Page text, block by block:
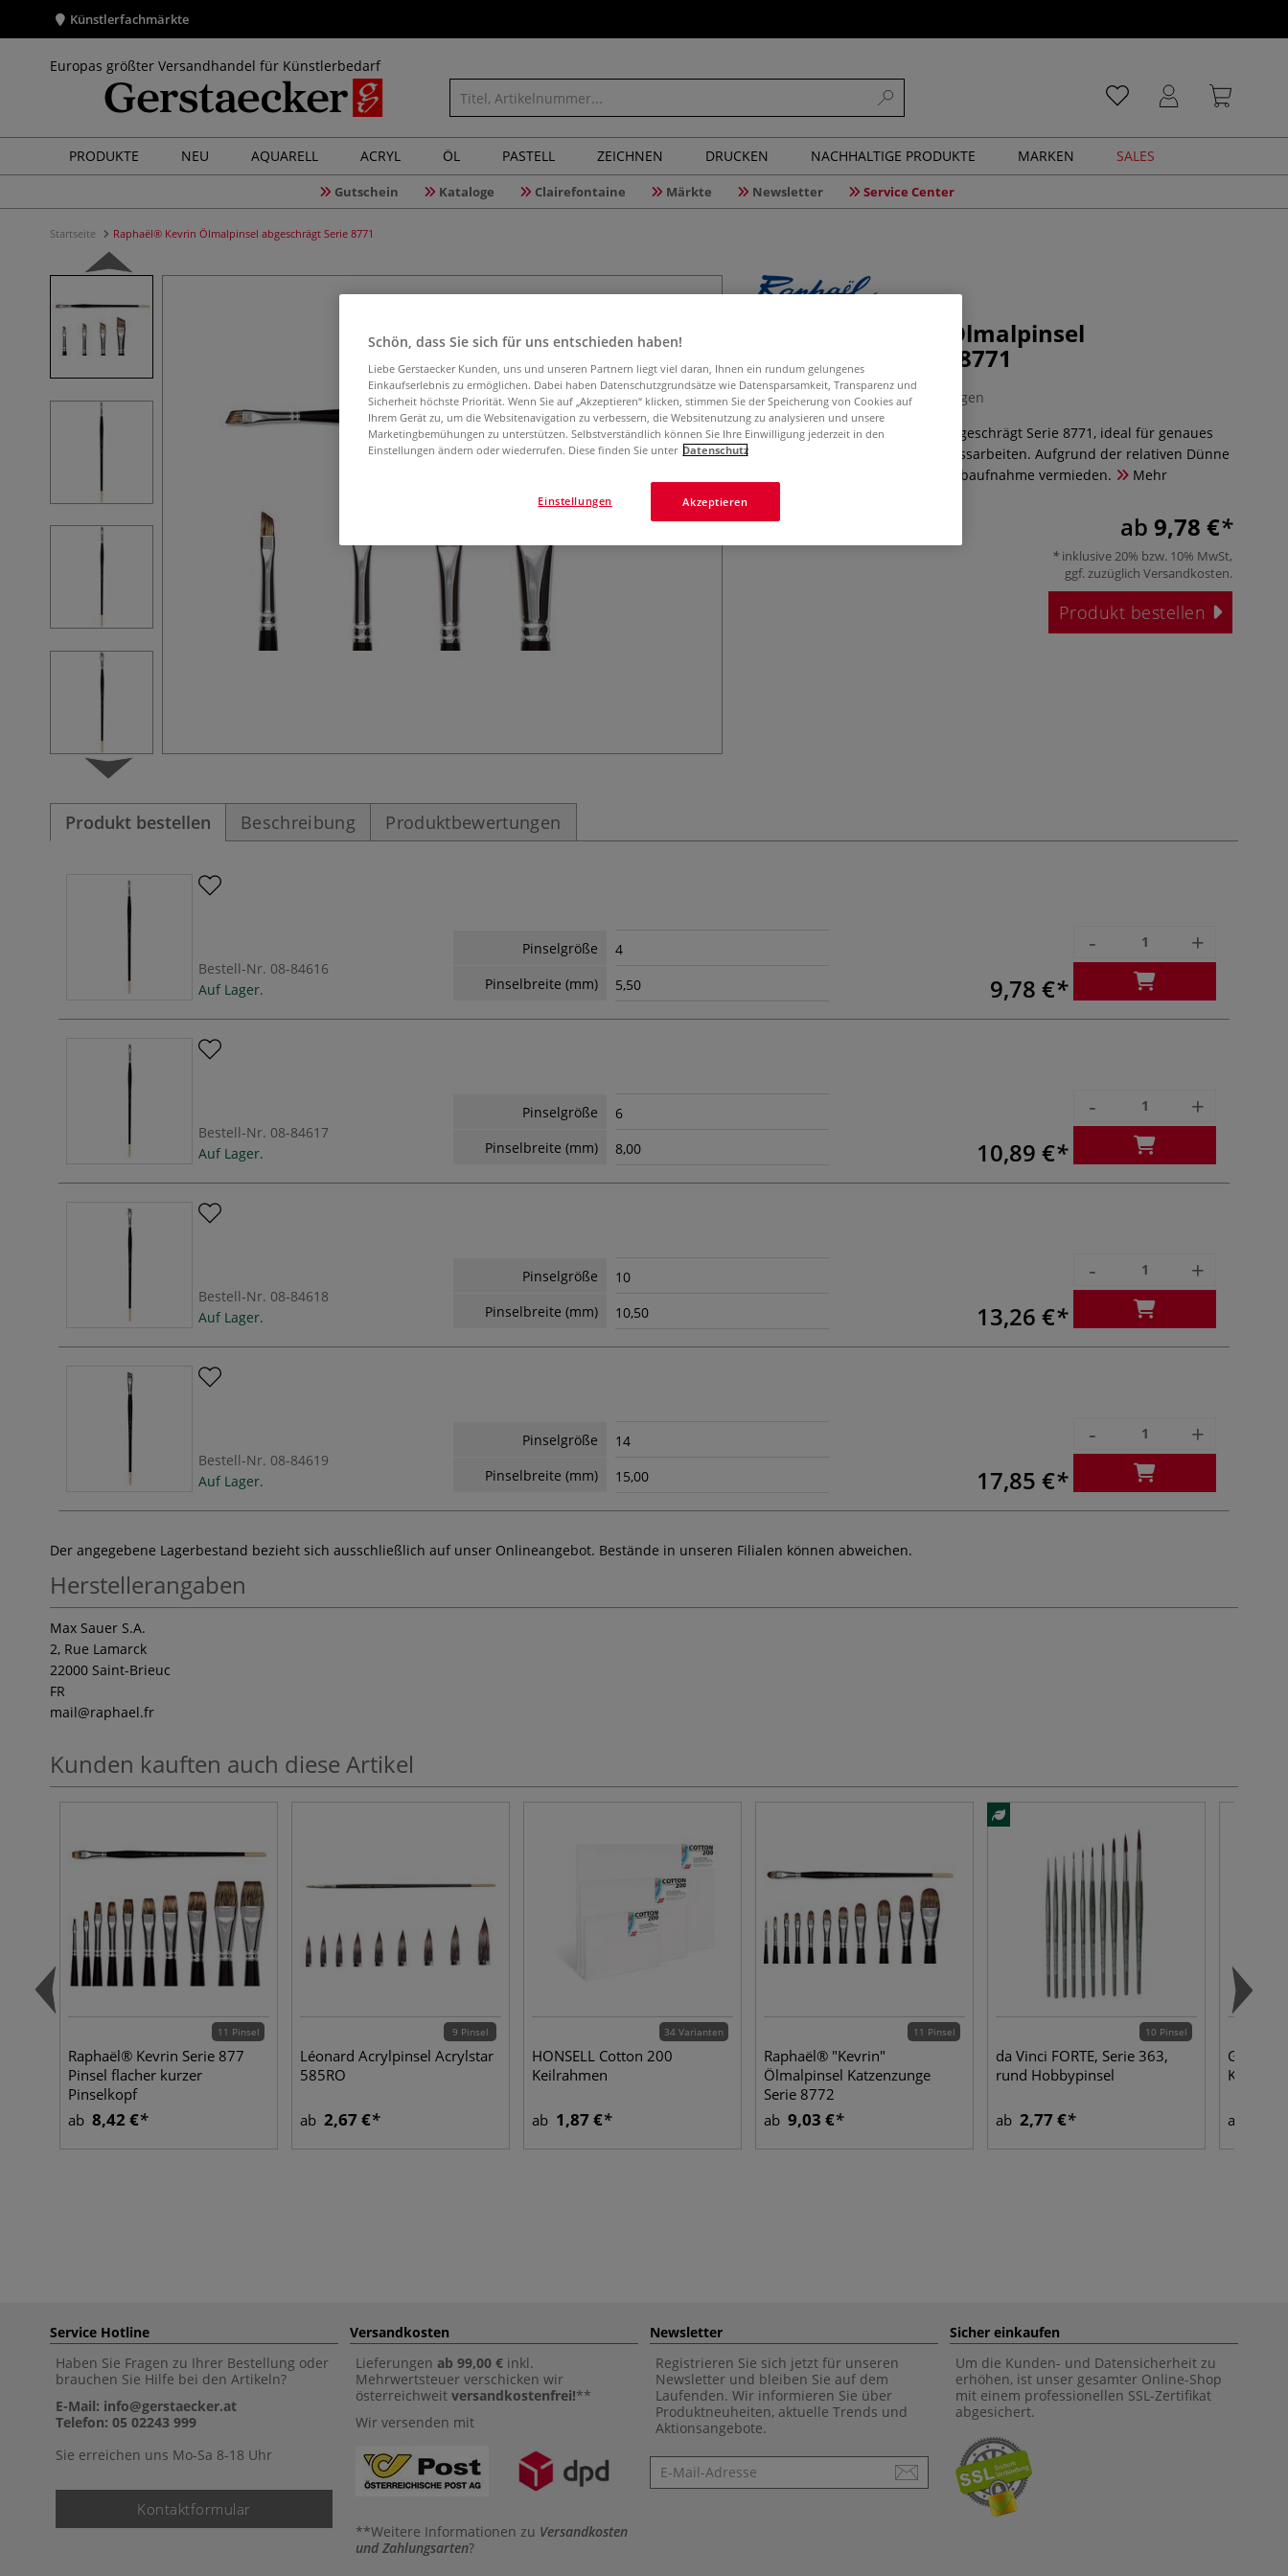
Künstlerfachmärkte
Europas größter Versandhandel für Künstlerbedarf
PRODUKTE NEU AQUARELL ACRYL ÖL PASTELL ZEICHNEN DRUCKEN NACHHALTIGE PRODUKTE MARKEN SALES
Gutschein Kataloge Clairefontaine Märkte Newsletter Service Center
Startseite Raphaël® Kevrin Ölmalpinsel abgeschrägt Serie 8771
Raphaël® Kevrin Ölmalpinsel
abgeschrägt Serie 8771
0 Bewertungen
Raphaël® Kevrin Ölmalpinsel abgeschrägt Serie 8771, ideal für genaues
Arbeiten, Einzelheiten und Schlussarbeiten. Aufgrund der relativen Dünne
des Pinsels wird überflüssige Farbaufnahme vermieden.
Mehr
ab 9,78 €
inklusive 20% bzw. 10% MwSt,
ggf. zuzüglich Versandkosten.
Produkt bestellen
Produkt bestellen Beschreibung Produktbewertungen
Bestell-Nr. 08-84616
Auf Lager.
Pinselgröße
4
Pinselbreite (mm)
5,50 9,78 €
- +
Bestell-Nr. 08-84617
Auf Lager.
Pinselgröße
6
Pinselbreite (mm)
8,00 10,89 €
- +
Bestell-Nr. 08-84618
Auf Lager.
Pinselgröße
10
Pinselbreite (mm)
10,50 13,26 €
- +
Bestell-Nr. 08-84619
Auf Lager.
Pinselgröße
14
Pinselbreite (mm)
15,00 17,85 €
- +
Der angegebene Lagerbestand bezieht sich ausschließlich auf unser Onlineangebot. Bestände in unseren Filialen können abweichen.
Herstellerangaben
Max Sauer S.A.
2, Rue Lamarck
22000 Saint-Brieuc
FR
mail@raphael.fr
Kunden kauften auch diese Artikel
11 Pinsel
Raphaël® Kevrin Serie 877
Pinsel flacher kurzer
Pinselkopf
ab 8,42 €
9 Pinsel
Léonard Acrylpinsel Acrylstar
585RO
ab 2,67 €
34 Varianten
HONSELL Cotton 200
Keilrahmen
ab 1,87 €
11 Pinsel
Raphaël® "Kevrin"
Ölmalpinsel Katzenzunge
Serie 8772
ab 9,03 €
10 Pinsel
da Vinci FORTE, Serie 363,
rund Hobbypinsel
ab 2,77 € ab
Service Hotline
Haben Sie Fragen zu Ihrer Bestellung oder
brauchen Sie Hilfe bei den Artikeln?
E-Mail: info@gerstaecker.at
Telefon: 05 02243 999
Sie erreichen uns Mo-Sa 8-18 Uhr
Kontaktformular
Versandkosten
Lieferungen ab 99,00 € inkl.
Mehrwertsteuer verschicken wir
österreichweit versandkostenfrei!**
Wir versenden mit
**Weitere Informationen zu Versandkosten
und Zahlungsarten?
Newsletter
Registrieren Sie sich jetzt für unseren
Newsletter und bleiben Sie auf dem
Laufenden. Wir informieren Sie über
Produktneuheiten, aktuelle Trends und
Aktionsangebote.
Newsletter
Sicher einkaufen
Um die Kunden- und Datensicherheit zu
erhöhen, ist unser gesamter Online-Shop
mit einem professionellen SSL-Zertifikat
abgesichert.
Schön, dass Sie sich für uns entschieden haben!
Liebe Gerstaecker Kunden, uns und unseren Partnern liegt viel daran, Ihnen ein rundum gelungenes
Einkaufserlebnis zu ermöglichen. Dabei haben Datenschutzgrundsätze wie Datensparsamkeit, Transparenz und
Sicherheit höchste Priorität. Wenn Sie auf „Akzeptieren“ klicken, stimmen Sie der Speicherung von Cookies auf
Ihrem Gerät zu, um die Websitenavigation zu verbessern, die Websitenutzung zu analysieren und unsere
Marketingbemühungen zu unterstützen. Selbstverständlich können Sie Ihre Einwilligung jederzeit in den
Einstellungen ändern oder wiederrufen. Diese finden Sie unter Datenschutz
Akzeptieren
Einstellungen